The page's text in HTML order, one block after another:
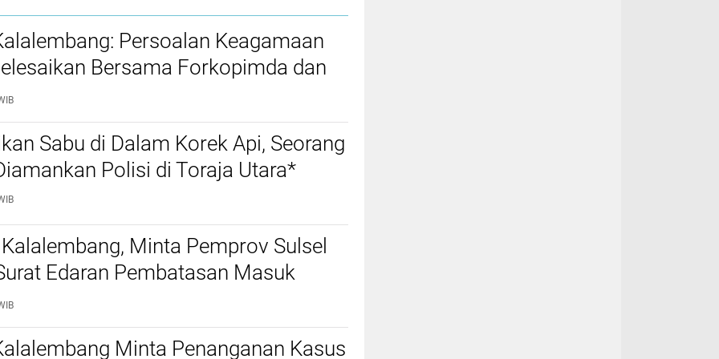
Persoalan Keagamaan
Bersama Forkopimda dan
Sabu di Dalam Korek Api, Seorang
Polisi di Toraja Utara*
Minta Pemprov Sulsel
Edaran Pembatasan Masuk
Tana Toraja dan Toraja
Minta Penanganan Kasus